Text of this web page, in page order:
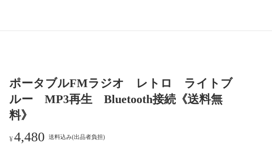
ポータブルFMラジオ レトロ ライトブ
ルー MP3再生 Bluetooth接続《送料無
料》
¥4,480 送料込み(出品者負担)